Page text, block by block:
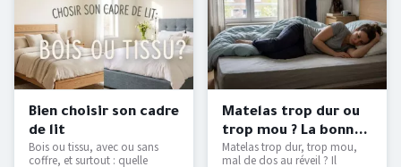
Bien choisir son cadre
de lit
Bois ou tissu, avec ou sans
coffre, et surtout : quelle
Matelas trop dur ou
trop mou ? La bonne
fermeté selon votre
Matelas trop dur, trop mou,
mal de dos au réveil ? Il